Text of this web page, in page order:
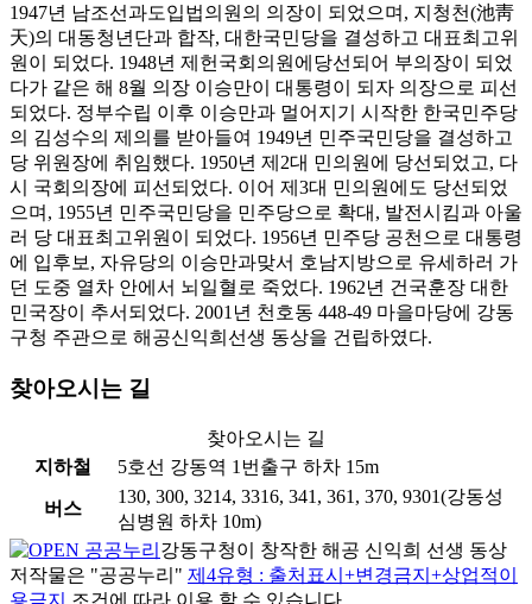
1947년 남조선과도입법의원의 의장이 되었으며, 지청천(池靑
天)의 대동청년단과 합작, 대한국민당을 결성하고 대표최고위
원이 되었다. 1948년 제헌국회의원에당선되어 부의장이 되었
다가 같은 해 8월 의장 이승만이 대통령이 되자 의장으로 피선
되었다. 정부수립 이후 이승만과 멀어지기 시작한 한국민주당
의 김성수의 제의를 받아들여 1949년 민주국민당을 결성하고
당 위원장에 취임했다. 1950년 제2대 민의원에 당선되었고, 다
시 국회의장에 피선되었다. 이어 제3대 민의원에도 당선되었
으며, 1955년 민주국민당을 민주당으로 확대, 발전시킴과 아울
러 당 대표최고위원이 되었다. 1956년 민주당 공천으로 대통령
에 입후보, 자유당의 이승만과맞서 호남지방으로 유세하러 가
던 도중 열차 안에서 뇌일혈로 죽었다. 1962년 건국훈장 대한
민국장이 추서되었다. 2001년 천호동 448-49 마을마당에 강동
구청 주관으로 해공신익희선생 동상을 건립하였다.
찾아오시는 길
찾아오시는 길
지하철
5호선 강동역 1번출구 하차 15m
버스
130, 300, 3214, 3316, 341, 361, 370, 9301(강동성
심병원 하차 10m)
강동구청이 창작한 해공 신익희 선생 동상
저작물은 "공공누리" 제4유형 : 출처표시+변경금지+상업적이
용금지
조건에 따라 이용 할 수 있습니다.